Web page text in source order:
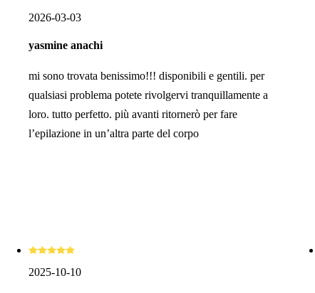
2026-03-03
yasmine anachi
mi sono trovata benissimo!!! disponibili e gentili. per
qualsiasi problema potete rivolgervi tranquillamente a
loro. tutto perfetto. più avanti ritornerò per fare
l’epilazione in un’altra parte del corpo
2025-10-10